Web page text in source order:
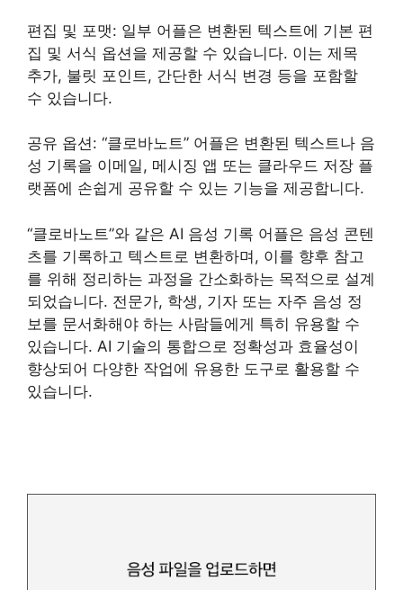
편집 및 포맷: 일부 어플은 변환된 텍스트에 기본 편
집 및 서식 옵션을 제공할 수 있습니다. 이는 제목
추가, 불릿 포인트, 간단한 서식 변경 등을 포함할
수 있습니다.
공유 옵션: “클로바노트” 어플은 변환된 텍스트나 음
성 기록을 이메일, 메시징 앱 또는 클라우드 저장 플
랫폼에 손쉽게 공유할 수 있는 기능을 제공합니다.
“클로바노트”와 같은 AI 음성 기록 어플은 음성 콘텐
츠를 기록하고 텍스트로 변환하며, 이를 향후 참고
를 위해 정리하는 과정을 간소화하는 목적으로 설계
되었습니다. 전문가, 학생, 기자 또는 자주 음성 정
보를 문서화해야 하는 사람들에게 특히 유용할 수
있습니다. AI 기술의 통합으로 정확성과 효율성이
향상되어 다양한 작업에 유용한 도구로 활용할 수
있습니다.